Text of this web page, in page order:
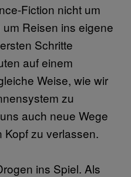
Fiction nicht um
Reisen ins eigene
Schritte
auf einem
Weise, wie wir
zu
auch neue Wege
zu verlassen.
ins Spiel. Als